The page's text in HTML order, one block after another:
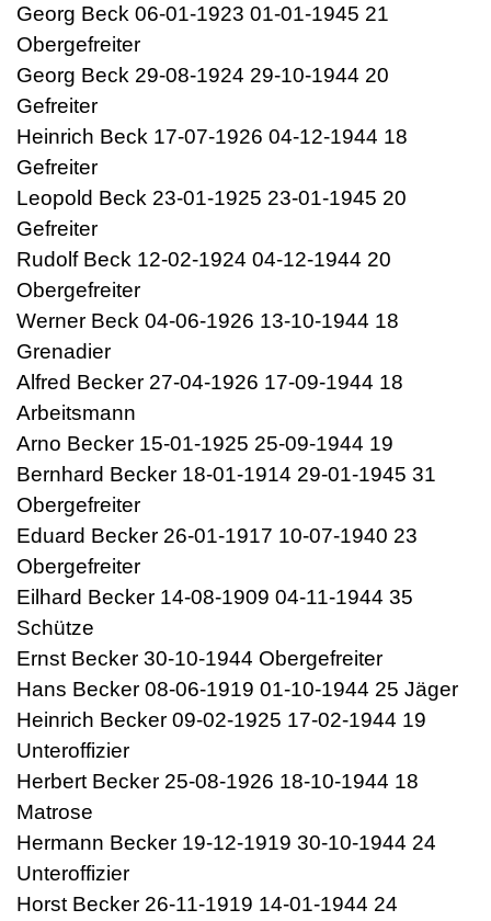
Georg Beck 06-01-1923 01-01-1945 21
Obergefreiter
Georg Beck 29-08-1924 29-10-1944 20
Gefreiter
Heinrich Beck 17-07-1926 04-12-1944 18
Gefreiter
Leopold Beck 23-01-1925 23-01-1945 20
Gefreiter
Rudolf Beck 12-02-1924 04-12-1944 20
Obergefreiter
Werner Beck 04-06-1926 13-10-1944 18
Grenadier
Alfred Becker 27-04-1926 17-09-1944 18
Arbeitsmann
Arno Becker 15-01-1925 25-09-1944 19
Bernhard Becker 18-01-1914 29-01-1945 31
Obergefreiter
Eduard Becker 26-01-1917 10-07-1940 23
Obergefreiter
Eilhard Becker 14-08-1909 04-11-1944 35
Schütze
Ernst Becker 30-10-1944 Obergefreiter
Hans Becker 08-06-1919 01-10-1944 25 Jäger
Heinrich Becker 09-02-1925 17-02-1944 19
Unteroffizier
Herbert Becker 25-08-1926 18-10-1944 18
Matrose
Hermann Becker 19-12-1919 30-10-1944 24
Unteroffizier
Horst Becker 26-11-1919 14-01-1944 24